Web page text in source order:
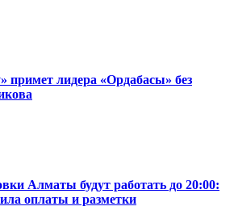
лидера «Ордабасы» без
Алматы будут работать до 20:00:
оплаты и разметки